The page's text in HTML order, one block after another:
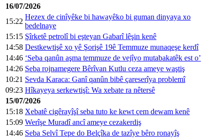
16/07/2026
15:22
Hezex de cinîyêke bi hawayêko bi guman dinyaya xo
bedelnaye
15:15 Şîrketê petrolî bi eşteyan Gabarî lêşin kenê
14:58 Destkewtişê xo yê Şorişê 19ê Temmuze munaqeşe kerdî
14:46 ‘Seba qanûn aşma temmuze de vejîyo mutabakatêk est o’
14:26 Seba rojnamegere Bêrîvan Kutlu ceza ameye waştiş
10:21 Sevda Karaca: Ganî qanûn bibê çareserîya problemî
09:23 Hîkayeya serkewtişî: Wa xebate ra nêtersê
15/07/2026
15:18 Xebatê cigêrayîşî seba tuto ke kewt çem dewam kenê
15:09 Werîşe Muradî ancî ameye cezakerdiş
14:46 Seba Selvî Tepe do Belçîka de tazîye bêro ronayîş